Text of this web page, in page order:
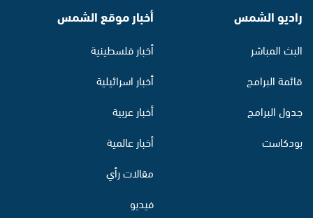
راديو الشمس
البث المباشر
قائمة البرامج
جدول البرامج
بودكاست
أخبار موقع الشمس
أخبار فلسطينية
أخبار اسرائيلية
أخبار عربية
أخبار عالمية
مقالات رأي
فيديو